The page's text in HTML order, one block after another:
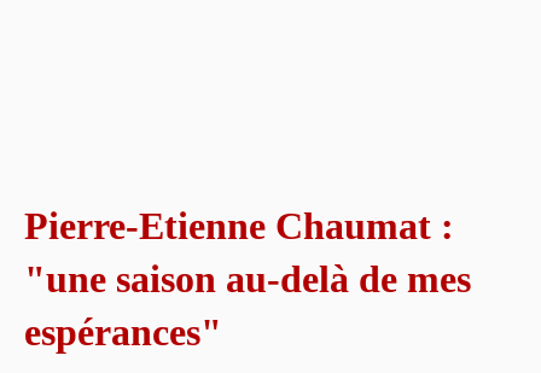
Pierre-Etienne Chaumat :
"une saison au-delà de mes
espérances"